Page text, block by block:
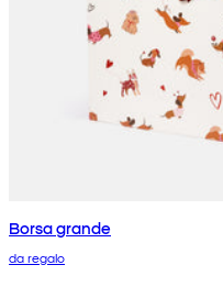
Borsa grande
da regalo